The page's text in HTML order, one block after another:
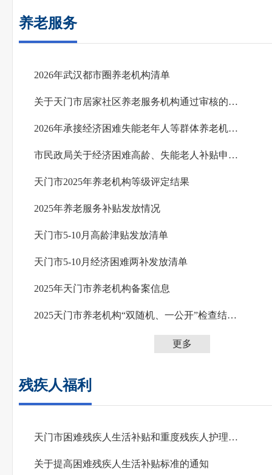
养老服务
2026年武汉都市圈养老机构清单
关于天门市居家社区养老服务机构通过审核的公示
2026年承接经济困难失能老年人等群体养老机构信息公示
市民政局关于经济困难高龄、失能老人补贴申报政策
天门市2025年养老机构等级评定结果
2025年养老服务补贴发放情况
天门市5-10月高龄津贴发放清单
天门市5-10月经济困难两补发放清单
2025年天门市养老机构备案信息
2025天门市养老机构“双随机、一公开”检查结果公示
更多
残疾人福利
天门市困难残疾人生活补贴和重度残疾人护理补贴政策解读
关于提高困难残疾人生活补贴标准的通知